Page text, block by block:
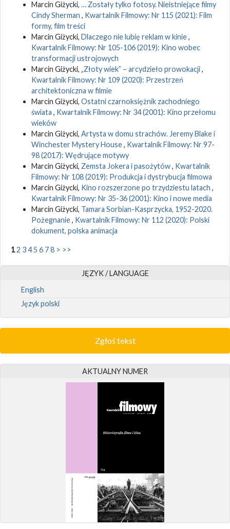
Marcin Giżycki, … Zostały tylko fotosy. Nieistniejące filmy
Cindy Sherman , Kwartalnik Filmowy: Nr 115 (2021): Film
formy, film treści
Marcin Giżycki, Dlaczego nie lubię reklam w kinie,
Kwartalnik Filmowy: Nr 105-106 (2019): Kino wobec
transformacji ustrojowych
Marcin Giżycki, „Złoty wiek” – arcydzieło prowokacji,
Kwartalnik Filmowy: Nr 109 (2020): Przestrzeń
architektoniczna w filmie
Marcin Giżycki, Ostatni czarnoksiężnik zachodniego
świata , Kwartalnik Filmowy: Nr 34 (2001): Kino przełomu
wieków
Marcin Giżycki, Artysta w domu strachów. Jeremy Blake i
Winchester Mystery House, Kwartalnik Filmowy: Nr 97-
98 (2017): Wędrujące motywy
Marcin Giżycki, Zemsta Jokera i pasożytów, Kwartalnik
Filmowy: Nr 108 (2019): Produkcja i dystrybucja filmowa
Marcin Giżycki, Kino rozszerzone po trzydziestu latach ,
Kwartalnik Filmowy: Nr 35-36 (2001): Kino i nowe media
Marcin Giżycki, Tamara Sorbian-Kasprzycka, 1952-2020.
Pożegnanie, Kwartalnik Filmowy: Nr 112 (2020): Polski
dokument, polska animacja
12 345 6 78 > >>
JĘZYK / LANGUAGE
English
Język polski
Zgłoś tekst
AKTUALNY NUMER